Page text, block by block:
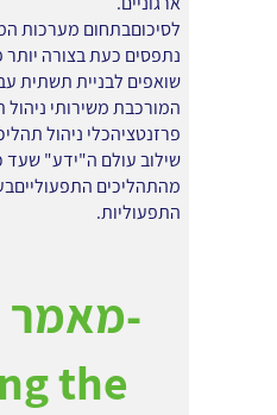
לסיכוםבתחום מערכות
נתפסים כעת בצורה
שואפים לבניית תשתית
המורכבת משירותי ניהול
פרזנטציהכלי ניהול
שילוב עולם ה"ידע"
מהתהליכים
התפעוליות.
מאמר
the